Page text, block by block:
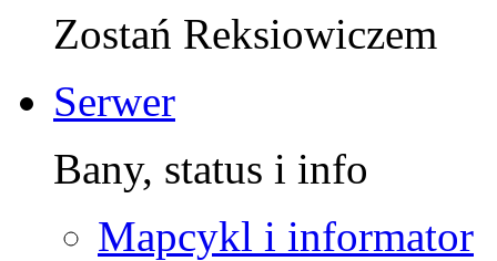
Zostań Reksiowiczem
Serwer
Bany, status i info
Mapcykl i informator